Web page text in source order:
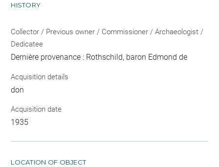
HISTORY
Collector / Previous owner / Commissioner / Archaeologist /
Dedicatee
Dernière provenance : Rothschild, baron Edmond de
Acquisition details
don
Acquisition date
1935
LOCATION OF OBJECT